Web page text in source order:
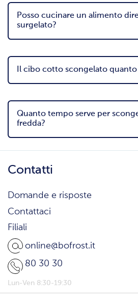
Posso cucinare un alimento
surgelato?
Il cibo cotto scongelato quanto
Quanto tempo serve per
fredda?
Contatti
Domande e risposte
Contattaci
Filiali
online@bofrost.it
80 30 30
Lun-Ven 8:30-19:30